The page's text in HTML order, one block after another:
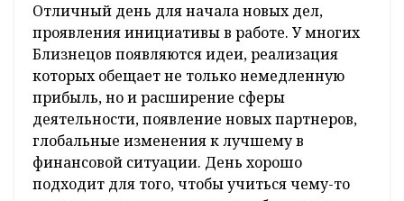
Отличный день для начала новых дел,
проявления инициативы в работе. У многих
Близнецов появляются идеи, реализация
которых обещает не только немедленную
прибыль, но и расширение сферы
деятельности, появление новых партнеров,
глобальные изменения к лучшему в
финансовой ситуации. День хорошо
подходит для того, чтобы учиться чему-то